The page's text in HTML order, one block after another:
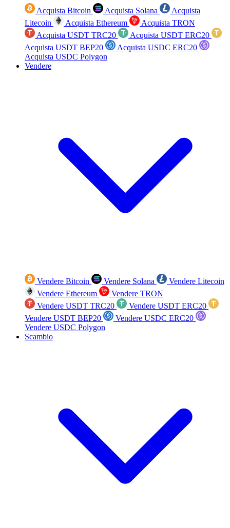
Acquista Bitcoin Acquista Solana
Acquista
Litecoin
Acquista Ethereum
Acquista TRON
Acquista USDT TRC20
Acquista USDT ERC20
Acquista USDT BEP20
Acquista USDC ERC20
Acquista USDC Polygon
Vendere
Vendere Bitcoin Vendere Solana
Vendere Litecoin
Vendere Ethereum
Vendere TRON
Vendere USDT TRC20
Vendere USDT ERC20
Vendere USDT BEP20
Vendere USDC ERC20
Vendere USDC Polygon
Scambio